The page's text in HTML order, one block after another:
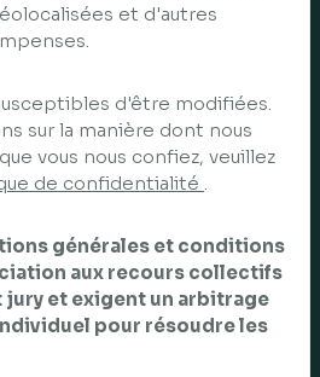
et d'autres
d'être modifiées.
sur la manière dont nous
vous nous confiez, veuillez
de confidentialité .
générales et conditions
aux recours collectifs
jury et exigent un arbitrage
pour résoudre les